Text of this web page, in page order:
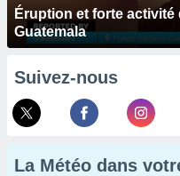
Éruption et forte
Guatemala
Suivez-nous
La Météo dans